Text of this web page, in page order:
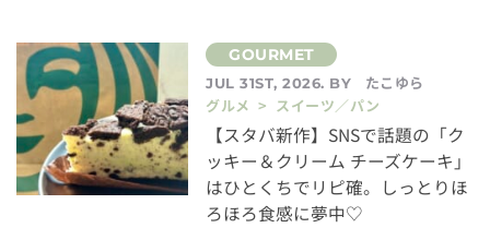
JUL 31ST, 2026. BY
たこゆら
グルメ > スイーツ／パン
【スタバ新作】SNSで話題の「ク
ッキー＆クリーム チーズケーキ」
はひとくちでリピ確。しっとりほ
ろほろ食感に夢中♡